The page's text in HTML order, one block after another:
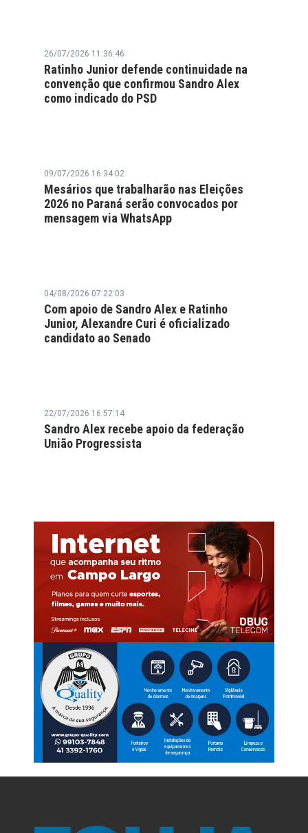
26/07/2026 11:36:46
Ratinho Junior defende continuidade na
convenção que confirmou Sandro Alex
como indicado do PSD
09/07/2026 16:34:02
Mesários que trabalharão nas Eleições
2026 no Paraná serão convocados por
mensagem via WhatsApp
04/08/2026 07:22:03
Com apoio de Sandro Alex e Ratinho
Junior, Alexandre Curi é oficializado
candidato ao Senado
22/07/2026 16:57:14
Sandro Alex recebe apoio da federação
União Progressista